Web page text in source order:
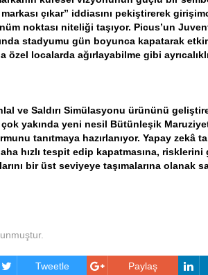
çıkar” iddiasını pekiştirerek
noktası niteliği taşıyor. Picus’un
stadyumu gün boyunca kapatarak
özel localarda ağırlayabilme gibi
ve Saldırı Simülasyonu ürününü
yakında yeni nesil Bütünleşik
tanıtmaya hazırlanıyor. Yapay zekâ
hızlı tespit edip kapatmasına, risklerini
bir üst seviyeye taşımalarına olanak
Tweetle Paylaş